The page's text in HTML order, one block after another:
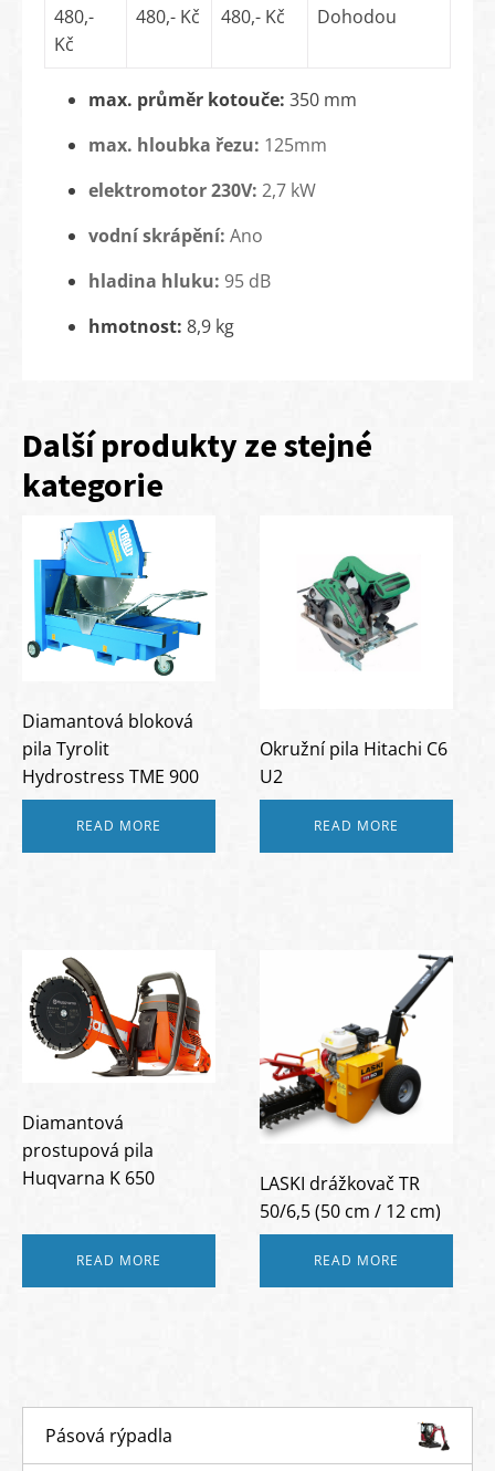
Pásová rýpadla
480,-
Kč
480,- Kč 480,- Kč Dohodou
max. průměr kotouče: 350 mm
max. hloubka řezu: 125mm
elektromotor 230V: 2,7 kW
vodní skrápění: Ano
hladina hluku: 95 dB
hmotnost: 8,9 kg
Další produkty ze stejné
kategorie
Diamantová bloková
pila Tyrolit
Hydrostress TME 900
READ MORE
Okružní pila Hitachi C6
U2
READ MORE
Diamantová
prostupová pila
Huqvarna K 650
READ MORE
LASKI drážkovač TR
50/6,5 (50 cm / 12 cm)
READ MORE